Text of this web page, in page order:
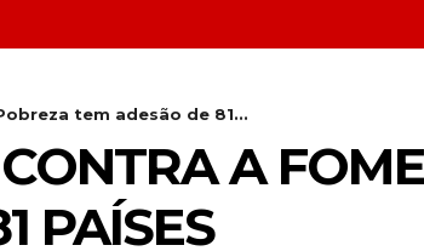
tem adesão de 81...
A
PAÍSES